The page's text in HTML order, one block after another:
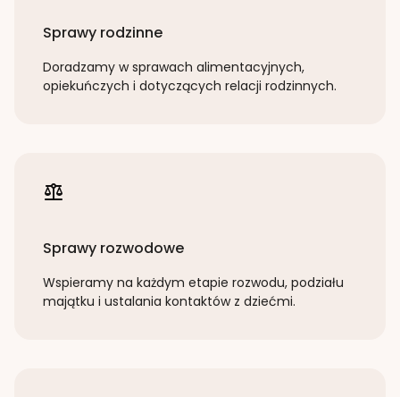
Sprawy rodzinne
Doradzamy w sprawach alimentacyjnych,
opiekuńczych i dotyczących relacji rodzinnych.
Sprawy rozwodowe
Wspieramy na każdym etapie rozwodu, podziału
majątku i ustalania kontaktów z dziećmi.